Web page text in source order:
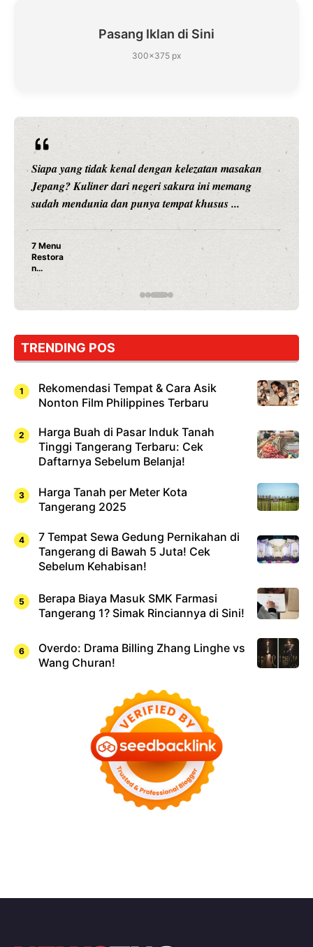
Pasang Iklan di Sini
300×375 px
Siapa yang tidak kenal dengan kelezatan masakan
Jepang? Kuliner dari negeri sakura ini memang
sudah mendunia dan punya tempat khusus ...
7 Menu
Restora
n
Jepang
Dicoba,
Cuma
Sushi!
TRENDING POS
Rekomendasi Tempat & Cara Asik
Nonton Film Philippines Terbaru
Harga Buah di Pasar Induk Tanah
Tinggi Tangerang Terbaru: Cek
Daftarnya Sebelum Belanja!
Harga Tanah per Meter Kota
Tangerang 2025
7 Tempat Sewa Gedung Pernikahan di
Tangerang di Bawah 5 Juta! Cek
Sebelum Kehabisan!
Berapa Biaya Masuk SMK Farmasi
Tangerang 1? Simak Rinciannya di Sini!
Overdo: Drama Billing Zhang Linghe vs
Wang Churan!